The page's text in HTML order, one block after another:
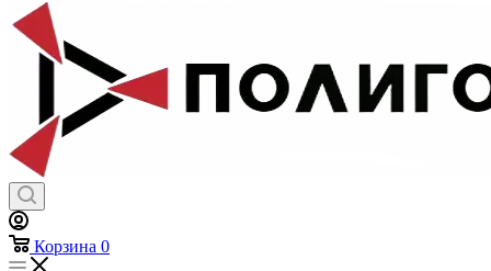
Корзина 0